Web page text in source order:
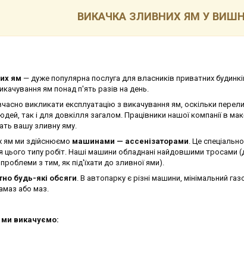
ВИКАЧКА ЗЛИВНИХ ЯМ У
ям — дуже популярна послуга для власників приватних
ям понад п'ять разів на день.
викликати експлуатацію з викачування ям, оскільки
так і для довкілля загалом. Працівники нашої компанії в
вашу зливну яму.
ям ми здійснюємо машинами — ассенізаторами . Це
цього типу робіт. Наші машини обладнані найдовшими тросами
з тим, як під'їхати до зливної ями).
будь-які обсяги . В автопарку є різні машини, мінімальний
або маз.
ми викачуємо: